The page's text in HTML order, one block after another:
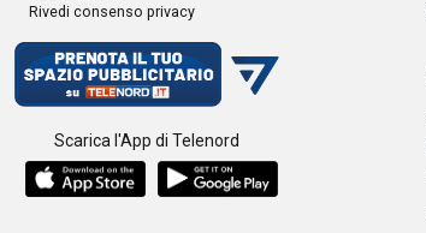
Rivedi consenso privacy
Scarica l'App di Telenord